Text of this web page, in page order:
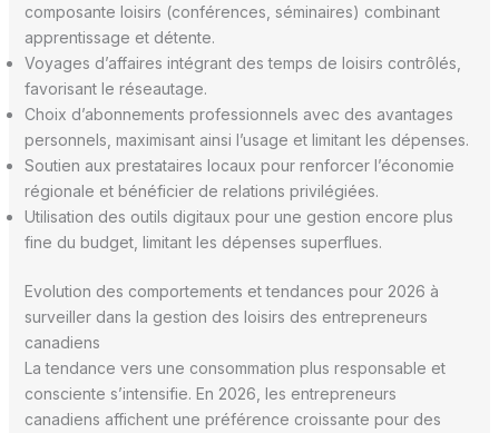
composante loisirs (conférences, séminaires) combinant
apprentissage et détente.
Voyages d’affaires intégrant des temps de loisirs contrôlés,
favorisant le réseautage.
Choix d’abonnements professionnels avec des avantages
personnels, maximisant ainsi l’usage et limitant les dépenses.
Soutien aux prestataires locaux pour renforcer l’économie
régionale et bénéficier de relations privilégiées.
Utilisation des outils digitaux pour une gestion encore plus
fine du budget, limitant les dépenses superflues.
Evolution des comportements et tendances pour 2026 à
surveiller dans la gestion des loisirs des entrepreneurs
canadiens
La tendance vers une consommation plus responsable et
consciente s’intensifie. En 2026, les entrepreneurs
canadiens affichent une préférence croissante pour des